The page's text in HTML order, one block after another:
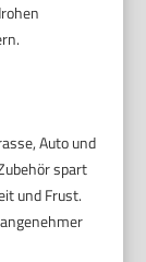
Auto und
spart
und Frust.